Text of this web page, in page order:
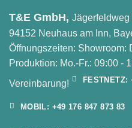
T&E GmbH, Jägerfeldweg
94152 Neuhaus am Inn,
Öffnungszeiten: Showroom:
Produktion: Mo.-Fr.: 09:00 -
Vereinbarung!
FESTNETZ:
MOBIL: +49 176 847 873 83